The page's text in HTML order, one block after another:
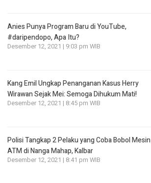
Anies Punya Program Baru di YouTube,
#daripendopo, Apa Itu?
Desember 12, 2021 | 9:03 pm WIB
Kang Emil Ungkap Penanganan Kasus Herry
Wirawan Sejak Mei: Semoga Dihukum Mati!
Desember 12, 2021 | 8:45 pm WIB
Polisi Tangkap 2 Pelaku yang Coba Bobol Mesin
ATM di Nanga Mahap, Kalbar
Desember 12, 2021 | 8:41 pm WIB